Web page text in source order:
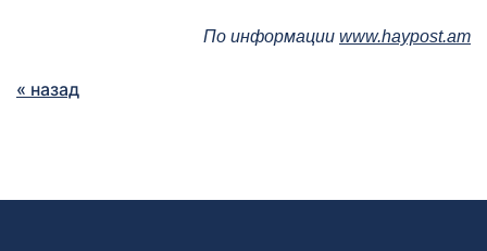
По информации www.haypost.am
« назад